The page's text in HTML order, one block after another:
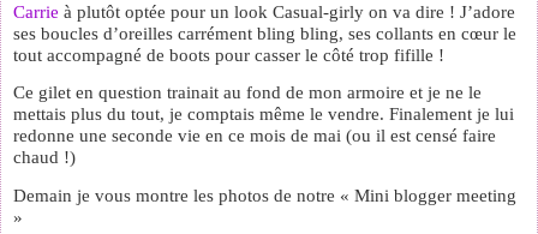
Carrie à plutôt optée pour un look Casual-girly on va dire ! J’adore
ses boucles d’oreilles carrément bling bling, ses collants en cœur le
tout accompagné de boots pour casser le côté trop fifille !
Ce gilet en question trainait au fond de mon armoire et je ne le
mettais plus du tout, je comptais même le vendre. Finalement je lui
redonne une seconde vie en ce mois de mai (ou il est censé faire
chaud !)
Demain je vous montre les photos de notre « Mini blogger meeting
»